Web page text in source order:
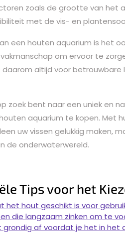
zoals de grootte van het
met de vis- en
een houten aquarium is het
om ervoor te
altijd voor betrouwbare
zoek bent naar een uniek en
aquarium te kopen. Met
uw vissen gelukkig maken,
de onderwaterwereld.
Tips voor het
het hout geschikt is voor
die langzaam zinken om te
grondig af voordat je het in het